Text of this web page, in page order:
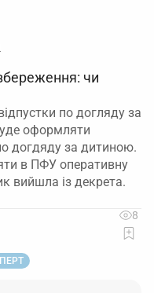
чи
по догляду за
оформляти
догдяду за дитиною.
в ПФУ оперативну
вийшла із декрета.
8